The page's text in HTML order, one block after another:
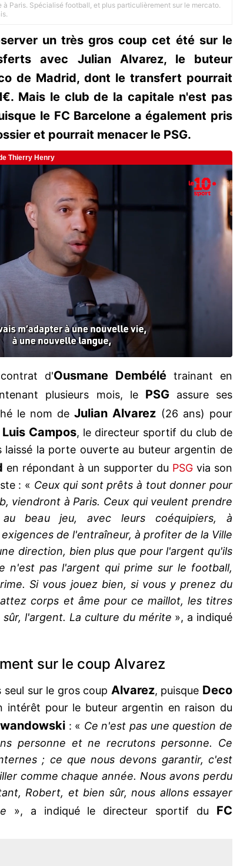
à Paris. Spécialisé football, et plus particulièrement sur le mercato.
un très gros coup cet été sur le
avec Julian Alvarez, le buteur
de Madrid, dont le transfert pourrait
Mais le club de la capitale n'est pas
le FC Barcelone a également pris
et pourrait menacer le PSG.
d'Ousmane Dembélé trainant en
plusieurs mois, le PSGassure ses
le nom deJulian Alvarez (26 ans) pour
Luis Campos, le directeur sportif du club de
laissé la porte ouverte au buteur argentin de
en répondant à un supporter du PSG via son
: « Ceux qui sont prêts à tout donner pour
viendront à Paris. Ceux qui veulent prendre
beau jeu, avec leurs coéquipiers, à
de l'entraîneur, à profiter de la Ville
direction, bien plus que pour l'argent qu'ils
n'est pas l'argent qui prime sur le football,
Si vous jouez bien, si vous y prenez du
corps et âme pour ce maillot, les titres
l'argent. La culture du mérite », a indiqué
sur le coup Alvarez
seul sur le gros coup Alvarez, puisque Deco
intérêt pour le buteur argentin en raison du
: « Ce n'est pas une question de
personne et ne recrutons personne. Ce
; ce que nous devons garantir, c'est
comme chaque année. Nous avons perdu
Robert, et bien sûr, nous allons essayer
», a indiqué le directeur sportif du FC